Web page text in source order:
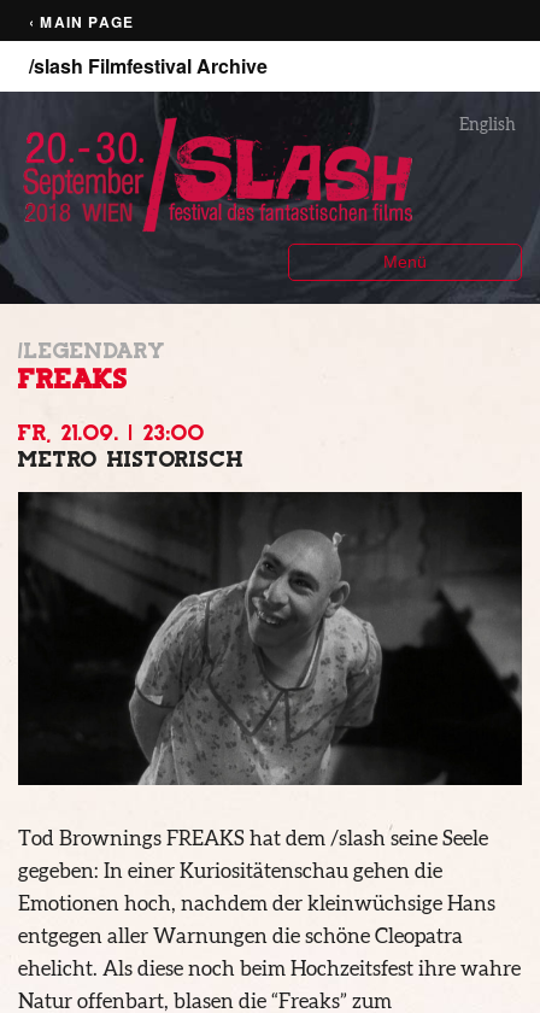
‹ MAIN PAGE
/slash Filmfestival Archive
Menü
English
/LEGENDARY
FREAKS
FR, 21.09. | 23:00
METRO HISTORISCH
Tod Brownings FREAKS hat dem /slash seine Seele
gegeben: In einer Kuriositätenschau gehen die
Emotionen hoch, nachdem der kleinwüchsige Hans
entgegen aller Warnungen die schöne Cleopatra
ehelicht. Als diese noch beim Hochzeitsfest ihre wahre
Natur offenbart, blasen die “Freaks” zum